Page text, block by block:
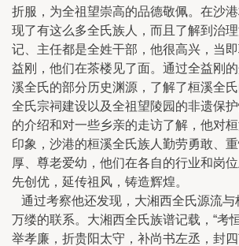
折服，为全祖望崇高的品德敬佩。在沙
现了有这么多全氏族人，而且了解到治
记、主任都是全姓干部，他很高兴，当
益刚，他们在茶楼见了面。通过全益刚
溪全氏的部分历史渊源，了解了桓溪全
全氏宗祠建设以及全祖望陵园的非遗保
的介绍和对一些乡亲的走访了解，他对
印象，沙港的桓溪全氏族人勤劳勇敢、
厚、尊老爱幼，他们在各自的行业和岗
先创优，延传祖风，铸造辉煌。
通过考察他还发现，大湘西全氏源流与
万缕的联系。大湘西全氏族谱记载，“考
举孝廉，折贵阳太守，补尚书左丞，封四